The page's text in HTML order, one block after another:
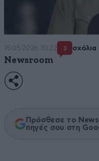
15·05·2026 10:22 3 σχόλια
Newsroom
Πρόσθεσε το
πηγές σου στη